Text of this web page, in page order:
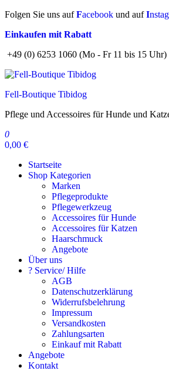
Zum
springen
Folgen Sie uns aufFacebook und aufI
Einkaufen mit Rabatt
+49 (0) 6253 1060 (Mo - Fr 11 bis 15 Uhr)
Fell-Boutique Tibidog
Pflege und Accessoires für Hunde und
0
0,00 €
Startseite
Shop Kategorien
Marken
Pflegeprodukte
Pflegewerkzeug
Accessoires für Hunde
Accessoires für Katzen
Haarschmuck
Angebote
Über uns
? Service/ Hilfe
AGB
Datenschutzerklärung
Widerrufsbelehrung
Impressum
Versandkosten
Zahlungsarten
Einkauf mit Rabatt
Angebote
Kontakt